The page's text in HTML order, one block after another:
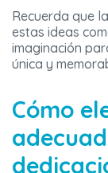
Recuerda que
estas ideas
imaginación
única y
Cómo